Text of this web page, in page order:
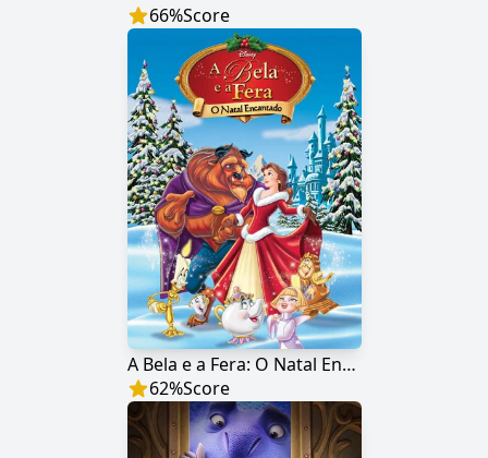
66%Score
A Bela e a Fera: O Natal Encantado
62%Score